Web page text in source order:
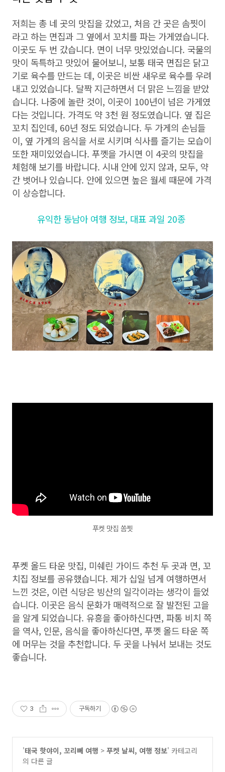
저희는 총 네 곳의 맛집을 갔었고, 처음 간 곳은 솜찟이
라고 하는 면집과 그 옆에서 꼬치를 파는 가게였습니다.
이곳도 두 번 갔습니다. 면이 너무 맛있었습니다. 국물의
맛이 독특하고 맛있어 물어보니, 보통 태국 면집은 닭고
기로 육수를 만드는 데, 이곳은 비싼 새우로 육수를 우려
내고 있었습니다. 달짝 지근하면서 더 맑은 느낌을 받았
습니다. 나중에 놀란 것이, 이곳이 100년이 넘은 가게였
다는 것입니다. 가격도 약 3천 원 정도였습니다. 옆 집은
꼬치 집인데, 60년 정도 되었습니다. 두 가게의 손님들
이, 옆 가게의 음식을 서로 시키며 식사를 즐기는 모습이
또한 재미있었습니다. 푸껫을 가시면 이 4곳의 맛집을
체험해 보기를 바랍니다. 시내 안에 있지 않과, 모두, 약
간 벗어나 있습니다. 안에 있으면 높은 월세 때문에 가격
이 상승합니다.
유익한 동남아 여행 정보, 대표 과일 20종
푸켓 맛집 쏨찟
푸켓 올드 타운 맛집, 미쉐린 가이드 추천 두 곳과 면, 꼬
치집 정보를 공유했습니다. 제가 십일 넘게 여행하면서
느낀 것은, 이런 식당은 빙산의 일각이라는 생각이 들었
습니다. 이곳은 음식 문화가 매력적으로 잘 발전된 고을
을 알게 되었습니다. 유흥을 좋아하신다면, 파통 비치 쪽
을 역사, 인문, 음식을 좋아하신다면, 푸껫 올드 타운 쪽
에 머무는 것을 추천합니다. 두 곳을 나눠서 보내는 것도
좋습니다.
3 구독하기
'태국 핫야이, 꼬리뻬 여행 > 푸켓 날씨, 여행 정보' 카테고리
의 다른 글